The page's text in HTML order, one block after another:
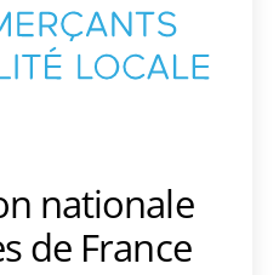
nationale
de France